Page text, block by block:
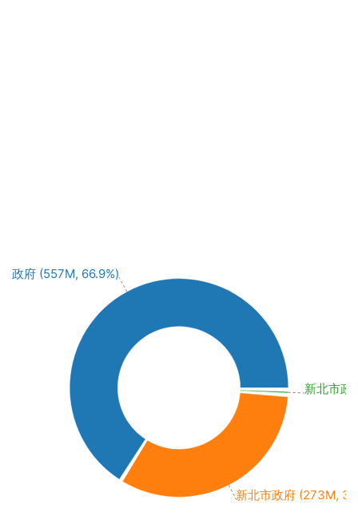
政府 (557M, 66.9%)
新北市政府 (273M,
新北市政